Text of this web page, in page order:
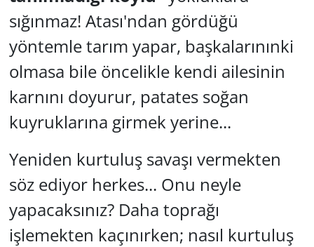
sığınmaz! Atası'ndan gördüğü
yöntemle tarım yapar, başkalarınınki
olmasa bile öncelikle kendi ailesinin
karnını doyurur, patates soğan
kuyruklarına girmek yerine...
Yeniden kurtuluş savaşı vermekten
söz ediyor herkes... Onu neyle
yapacaksınız? Daha toprağı
işlemekten kaçınırken; nasıl kurtuluş